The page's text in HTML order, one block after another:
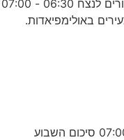
ודרום קוריאה באולימפיאדות השונות. גיבורים לנצח 06:30 - 07:00
באולימפיאדות.
סיכום השבוע הפוליטי ברוסית 06:30 - 07:00 סיכום השבוע